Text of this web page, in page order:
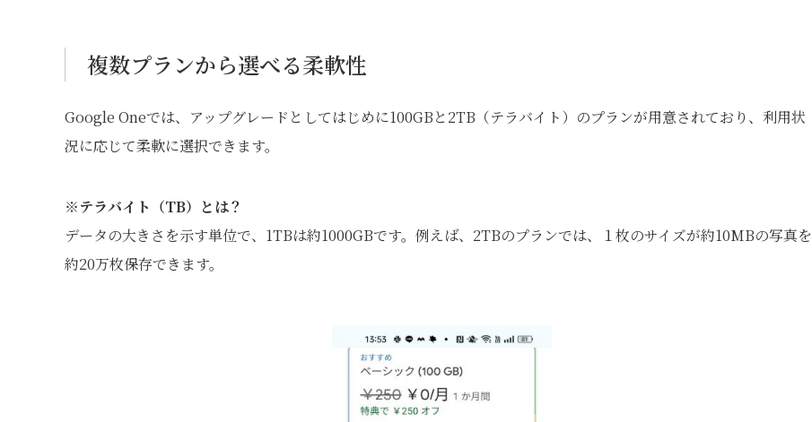
複数プランから選べる柔軟性
Google Oneでは、アップグレードとしてはじめに100GBと2TB（テラバイト）のプランが用意されており、利用状
況に応じて柔軟に選択できます。
※テラバイト（TB）とは？
データの大きさを示す単位で、1TBは約1000GBです。例えば、2TBのプランでは、１枚のサイズが約10MBの写真を
約20万枚保存できます。